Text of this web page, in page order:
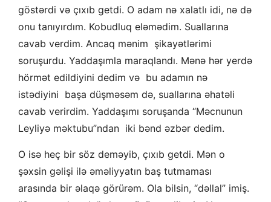
göstərdi və çıxıb getdi. O adam nə xalatlı idi, nə də
onu tanıyırdım. Kobudluq eləmədim. Suallarına
cavab verdim. Ancaq mənim şikayətlərimi
soruşurdu. Yaddaşımla maraqlandı. Mənə hər yerdə
hörmət edildiyini dedim və bu adamın nə
istədiyini başa düşməsəm də, suallarına əhatəli
cavab verirdim. Yaddaşımı soruşanda “Məcnunun
Leyliyə məktubu”ndan iki bənd əzbər dedim.
O isə heç bir söz deməyib, çıxıb getdi. Mən o
şəxsin gəlişi ilə əməliyyatın baş tutmaması
arasında bir əlaqə görürəm. Ola bilsin, “dəllal” imiş.